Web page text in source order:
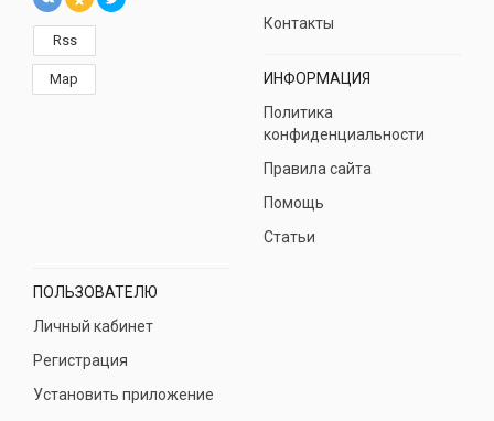
Rss
Map
Контакты
ИНФОРМАЦИЯ
Политика
конфиденциальности
Правила сайта
Помощь
Статьи
ПОЛЬЗОВАТЕЛЮ
Личный кабинет
Регистрация
Установить приложение